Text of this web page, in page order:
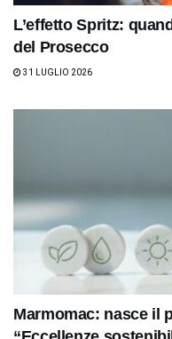
L’effetto Spritz:
del Prosecco
31 LUGLIO 2026
Marmomac: nasce il